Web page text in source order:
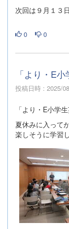
次回は９月１３
0 0
「より・E
投稿日時 : 2025/
「より・E小学
夏休みに入って
楽しそうに学習